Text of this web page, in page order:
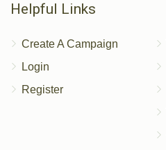
Helpful Links
Create A Campaign
Login
Register